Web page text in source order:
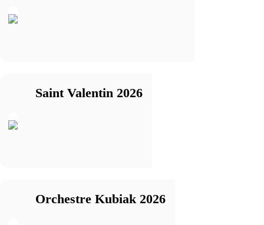
Saint Valentin 2026
Orchestre Kubiak 2026